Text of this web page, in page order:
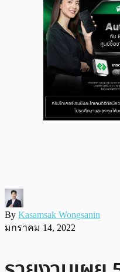
By Kasamsak Wongsanin
มกราคม 14, 2022